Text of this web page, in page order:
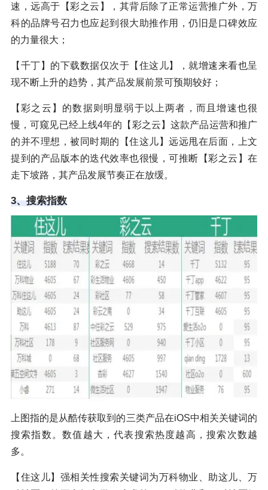
速，远高于【彩之云】，其背后除了正常运营推广外，万
科的品牌号召力也应起到很大助推作用，仍旧是口碑效应
的力量很大；
【千丁】的下载数据仅次于【住这儿】，就增速来看也呈
现不断上升的趋势，其产品发展前景可预期较好；
【彩之云】的数据则明显弱于以上两者，而且增速也很
慢，可窥见已经上线4年的【彩之云】这款产品运营和推广
的并不理想，被同时期的【住这儿】远远甩在后面，上文
提到的产品版本的迭代效率也很慢，可推断【彩之云】在
走下坡路，其产品发展节奏正在放缓。
3、搜索指数
上图指的是从酷传获取到的三类产品在iOS中相关关键词的
搜索指数。数值越大，代表搜索热度越高，搜索次数越
多。
【住这儿】强相关性搜索关键词为万科物业、助这儿、万